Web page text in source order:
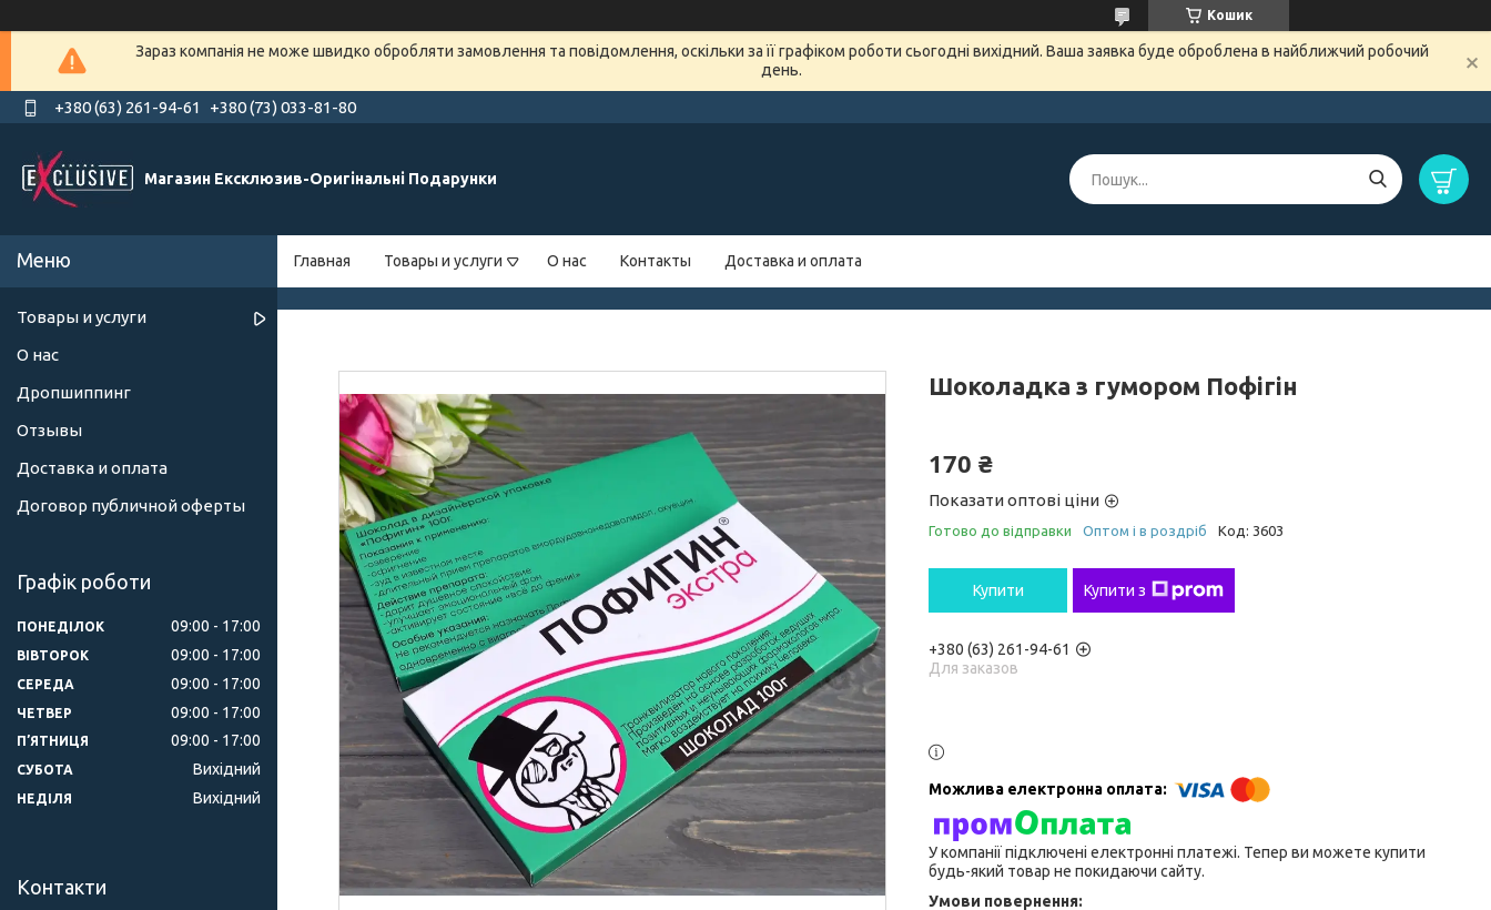
Кошик
Зараз компанія не може швидко обробляти замовлення та повідомлення, оскільки за її графіком роботи сьогодні вихідний. Ваша заявка буде оброблена в найближчий робочий
день.
+380 (63) 261-94-61 +380 (73) 033-81-80
Магазин Ексклюзив-Оригінальні Подарунки
Главная Товары и услуги О нас Контакты Доставка и оплата
Шоколадка з гумором Пофігін
170 ₴
Показати оптові ціни
Готово до відправки Оптом і в роздріб Код: 3603
Купити Купити з
+380 (63) 261-94-61
Для заказов
У компанії підключені електронні платежі. Тепер ви можете купити
будь-який товар не покидаючи сайту.
Товары и услуги
О нас
Дропшиппинг
Отзывы
Доставка и оплата
Договор публичной оферты
Графік роботи
ПОНЕДІЛОК 09:00 17:00
ВІВТОРОК 09:00 17:00
СЕРЕДА 09:00 17:00
ЧЕТВЕР 09:00 17:00
ПʼЯТНИЦЯ 09:00 17:00
СУБОТА Вихідний
НЕДІЛЯ Вихідний
Контакти